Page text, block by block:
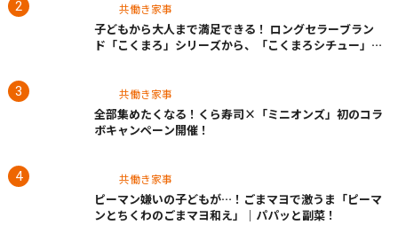
共働き家事
子どもから大人まで満足できる！ ロングセラーブラン
ド「こくまろ」シリーズから、「こくまろシチュー」＜
共働き家事
全部集めたくなる！くら寿司×「ミニオンズ」初のコラ
ボキャンペーン開催！
共働き家事
ピーマン嫌いの子どもが…！ごまマヨで激うま「ピーマ
ンとちくわのごまマヨ和え」｜パパッと副菜！